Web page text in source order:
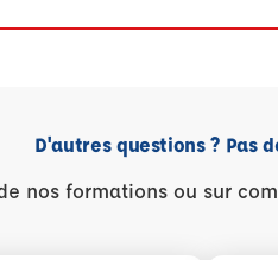
D'autres questions ? Pas
nos formations ou sur